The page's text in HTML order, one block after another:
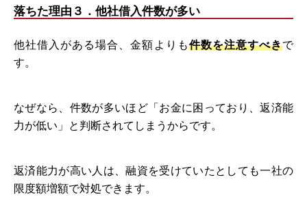
落ちた理由３．他社借入件数が多い
他社借入がある場合、金額よりも件数を注意すべきで
す。
なぜなら、件数が多いほど「お金に困っており、返済能
力が低い」と判断されてしまうからです。
返済能力が高い人は、融資を受けていたとしても一社の
限度額増額で対処できます。